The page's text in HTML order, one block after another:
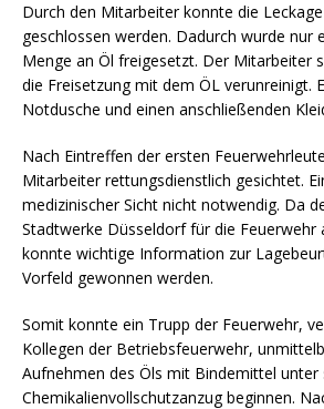
Durch den Mitarbeiter konnte die
geschlossen werden. Dadurch wurde nur
Menge an Öl freigesetzt. Der Mitarbeiter
die Freisetzung mit dem ÖL verunreinigt.
Notdusche und einen anschließenden
Nach Eintreffen der ersten
Mitarbeiter rettungsdienstlich gesichtet.
medizinischer Sicht nicht notwendig. Da
Stadtwerke Düsseldorf für die Feuerwehr
konnte wichtige Information zur
Vorfeld gewonnen werden.
Somit konnte ein Trupp der Feuerwehr,
Kollegen der Betriebsfeuerwehr,
Aufnehmen des Öls mit Bindemittel unter
Chemikalienvollschutzanzug beginnen.